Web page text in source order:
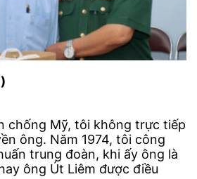
chống Mỹ, tôi không trực tiếp
ông. Năm 1974, tôi công
trung đoàn, khi ấy ông là
ông Út Liêm được điều